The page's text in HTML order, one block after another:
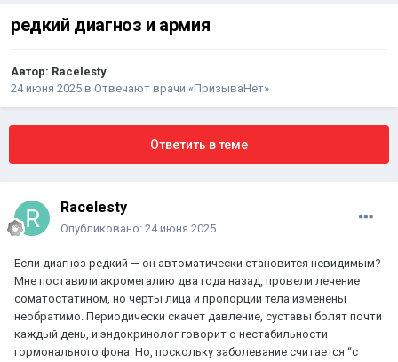
редкий диагноз и армия
Автор: Racelesty
24 июня 2025 в Отвечают врачи «ПризываНет»
Ответить в теме
Racelesty
Опубликовано: 24 июня 2025
Если диагноз редкий — он автоматически становится невидимым?
Мне поставили акромегалию два года назад, провели лечение
соматостатином, но черты лица и пропорции тела изменены
необратимо. Периодически скачет давление, суставы болят почти
каждый день, и эндокринолог говорит о нестабильности
гормонального фона. Но, поскольку заболевание считается “с